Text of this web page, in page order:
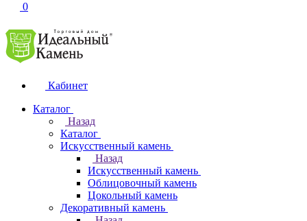
0
Кабинет
Каталог
Назад
Каталог
Искусственный камень
Назад
Искусственный камень
Облицовочный камень
Цокольный камень
Декоративный камень